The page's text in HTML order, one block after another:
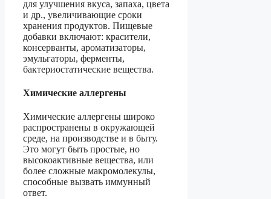
для улучшения вкуса, запаха, цвета
и др., увеличивающие сроки
хранения продуктов. Пищевые
добавки включают: красители,
консерванты, ароматизаторы,
эмульгаторы, ферменты,
бактериостатические вещества.
Химические аллергены
Химические аллергены широко
распространены в окружающей
среде, на производстве и в быту.
Это могут быть простые, но
высокоактивные вещества, или
более сложные макромолекулы,
спо­собные вызвать иммунный
ответ.